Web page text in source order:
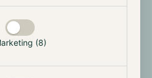
(8)